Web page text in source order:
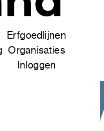
Erfgoedlijnen
Organisaties
Inloggen